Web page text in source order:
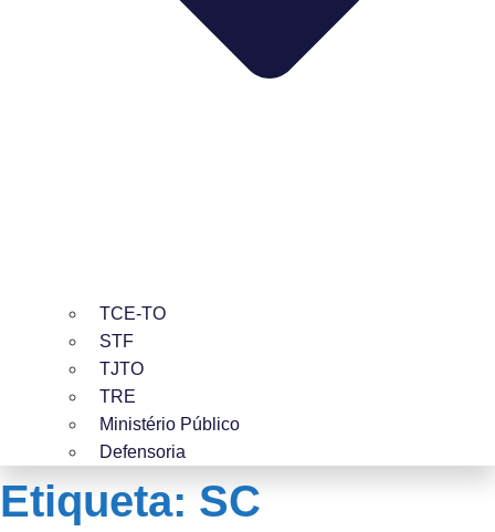
TCE-TO
STF
TJTO
TRE
Ministério Público
Defensoria
Etiqueta: SC